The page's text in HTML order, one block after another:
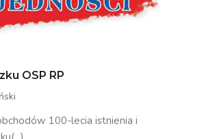
OSP RP
100-lecia istnienia i